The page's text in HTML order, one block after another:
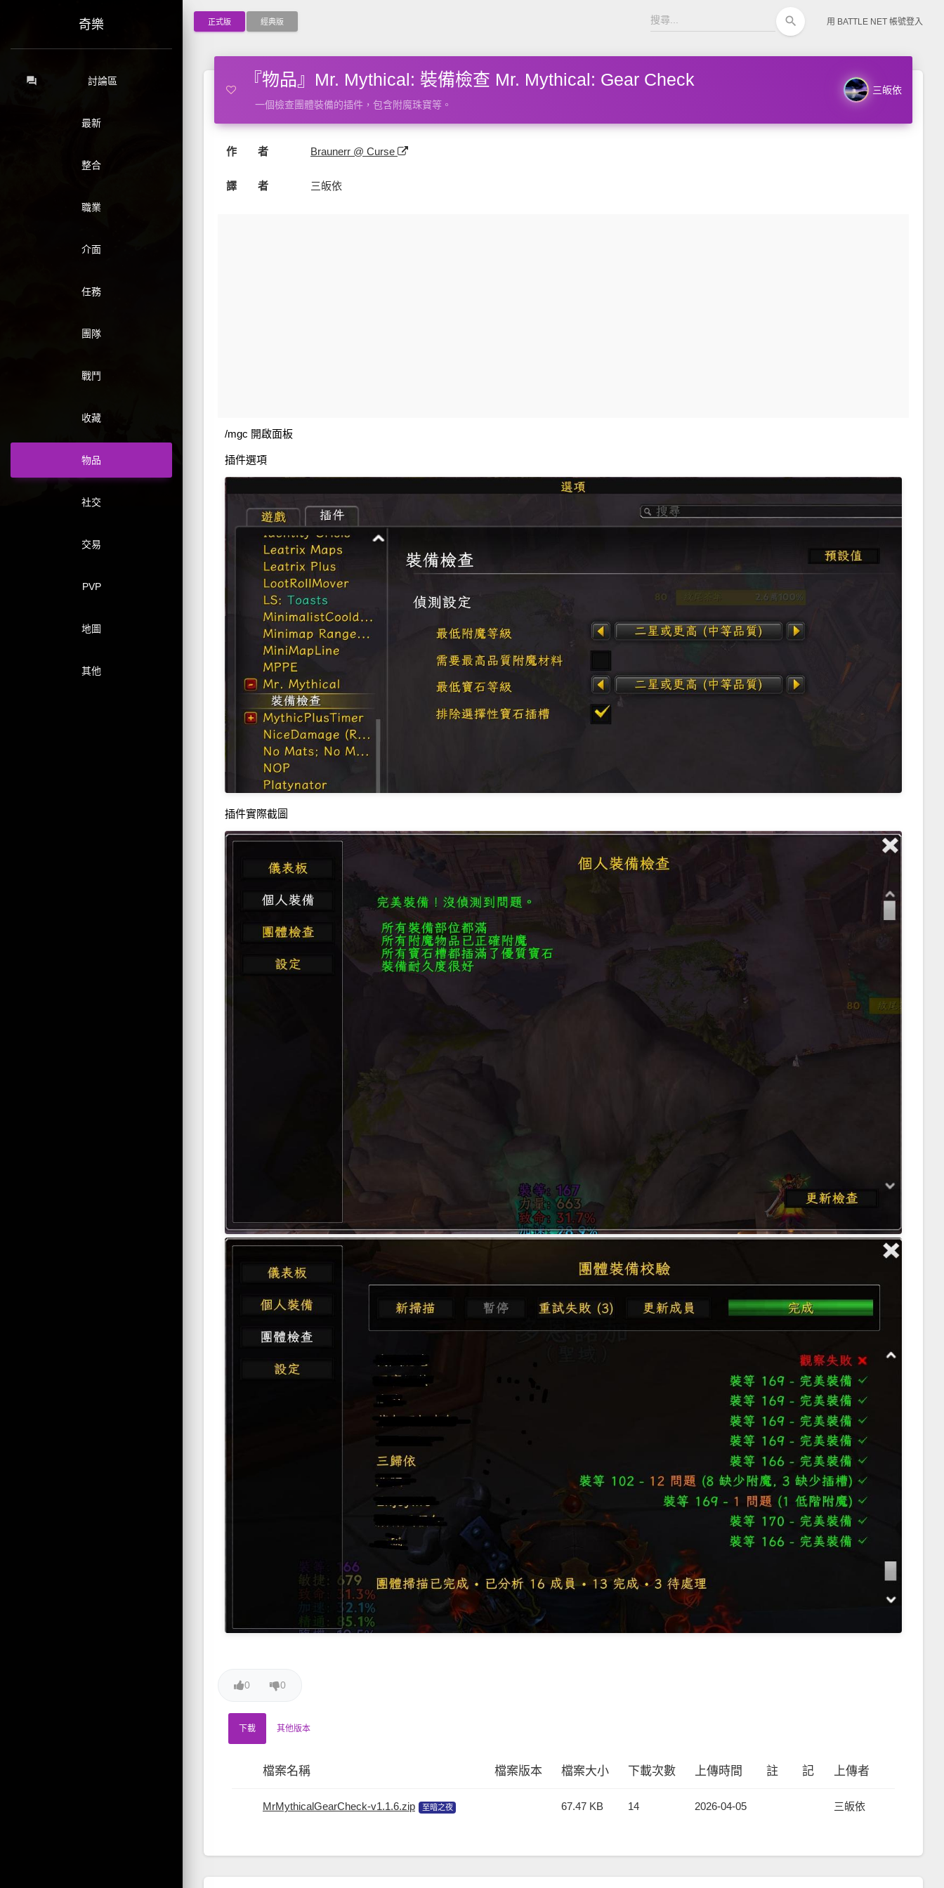
奇樂
forum 討論區
最新
整合
職業
介面
任務
團隊
戰鬥
收藏
物品
社交
交易
PVP
地圖
其他
正式版 經典版 search 用 BATTLE NET 帳號登入
『物品』Mr. Mythical: 裝備檢查 Mr. Mythical: Gear Check
一個檢查團體裝備的插件，包含附魔珠寶等。
三皈依
作 者 Braunerr @ Curse
譯 者 三皈依
/mgc 開啟面板
插件選項
插件實際截圖
0 0
下載 其他版本
檔案名稱 檔案版本 檔案大小 下載次數 上傳時間 註 記 上傳者
MrMythicalGearCheck-v1.1.6.zip 至暗之夜 67.47 KB 14 2026-04-05 三皈依